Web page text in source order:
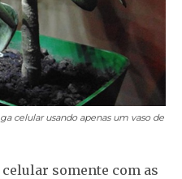
celular usando apenas um vaso de
somente com as